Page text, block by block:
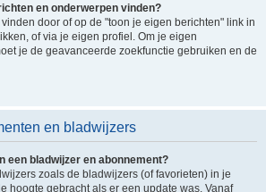
en onderwerpen vinden?
door of op de "toon je eigen berichten" link in
of via je eigen profiel. Om je eigen
je de geavanceerde zoekfunctie gebruiken en de
en bladwijzers
een bladwijzer en abonnement?
zoals de bladwijzers (of favorieten) in je
hoogte gebracht als er een update was. Vanaf